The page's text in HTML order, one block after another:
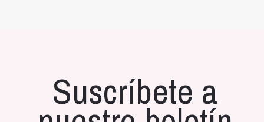
Suscríbete a